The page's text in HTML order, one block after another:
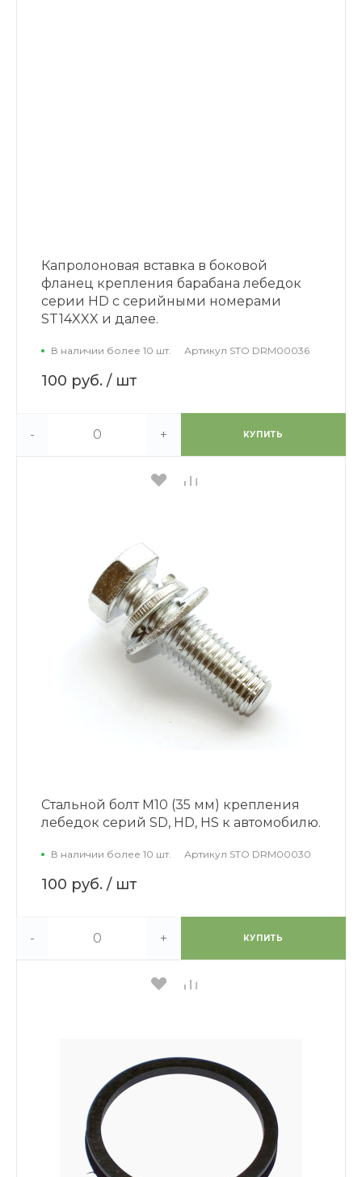
Капролоновая вставка в боковой
фланец крепления барабана лебедок
серии HD с серийными номерами
ST14XXX и далее.
В наличии более 10 шт. Артикул STO DRM00036
100 руб. / шт
- + КУПИТЬ
Стальной болт М10 (35 мм) крепления
лебедок серий SD, HD, HS к автомобилю.
В наличии более 10 шт. Артикул STO DRM00030
100 руб. / шт
- + КУПИТЬ